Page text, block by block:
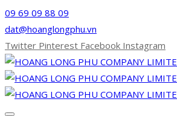
09 69 09 88 09
dat@hoanglongphu.vn
Twitter Pinterest Facebook Instagram